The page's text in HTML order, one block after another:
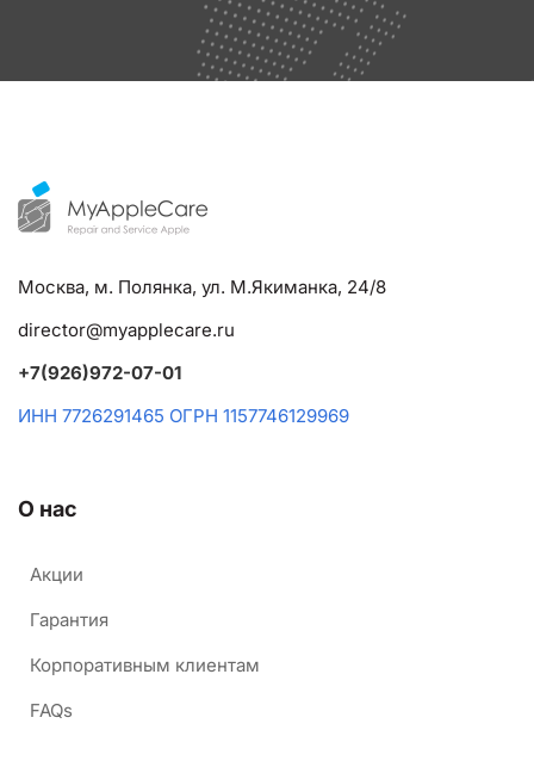
Москва, м. Полянка, ул. М.Якиманка, 24/8
director@myapplecare.ru
+7(926)972-07-01
ИНН 7726291465 ОГРН 1157746129969
О нас
Акции
Гарантия
Корпоративным клиентам
FAQs